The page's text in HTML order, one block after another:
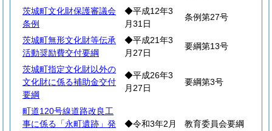
茨城町文化財保護審議会
条例
◆平成12年3
月31日
条例第27号
茨城町無形文化財等伝承
活動奨励費交付要綱
◆平成21年3
月27日
要綱第13号
茨城町指定文化財以外の
文化財に係る補助金交付
要綱
◆平成26年3
月27日
要綱第3号
町道120号線道路改良工
事に係る「永町遺跡」発
◆令和3年2月
教育委員会要綱